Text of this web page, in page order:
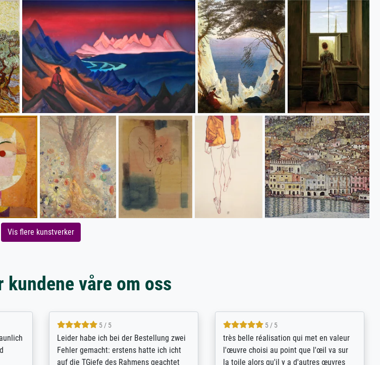
Vis flere kunstverker
kundene våre om oss
5 / 5
The team at Meisterdrucke strives to
meet its clients demands, and provides
expert advice on how to obtain the best
5 / 5
eine große Auswahl an Bildern und
deren Reproduktionsmöglichkeiten;
wurde sehr gut durch die einzelnen